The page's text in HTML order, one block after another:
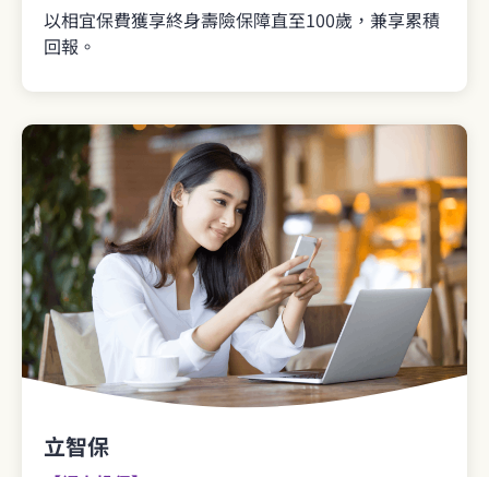
以相宜保費獲享終身壽險保障直至100歲，兼享累積
回報。
立智保